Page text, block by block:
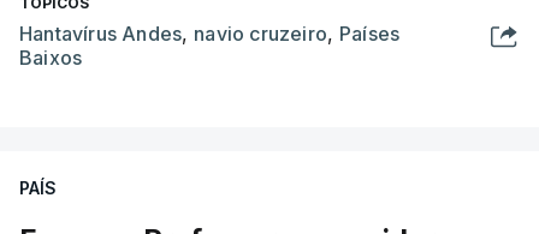
Hantavírus Andes, navio cruzeiro, Países
Baixos
PAÍS